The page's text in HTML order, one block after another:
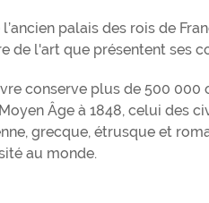
palais des rois de
de l'art que présentent ses
conserve plus de 500
Âge à 1848, celui des
grecque, étrusque et
au monde.